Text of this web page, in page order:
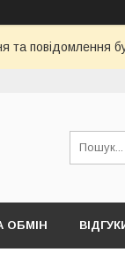
та повідомлення
ОБМІН